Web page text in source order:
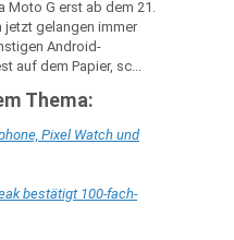
G erst ab dem 21.
gelangen immer
Android-
auf dem Papier, sc...
Thema:
Pixel Watch und
bestätigt 100-fach-